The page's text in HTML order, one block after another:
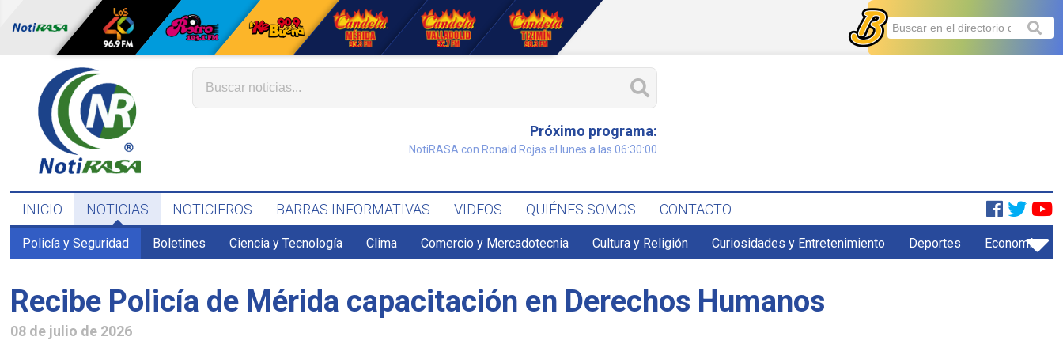
Próximo programa:
NotiRASA con Ronald Rojas el lunes a las 06:30:00
INICIO NOTICIAS NOTICIEROS BARRAS INFORMATIVAS VIDEOS QUIÉNES SOMOS CONTACTO
Policía y Seguridad Boletines Ciencia y Tecnología Clima Comercio y Mercadotecnia Cultura y Religión Curiosidades y Entretenimiento Deportes Economía
Recibe Policía de Mérida capacitación en Derechos Humanos
08 de julio de 2026